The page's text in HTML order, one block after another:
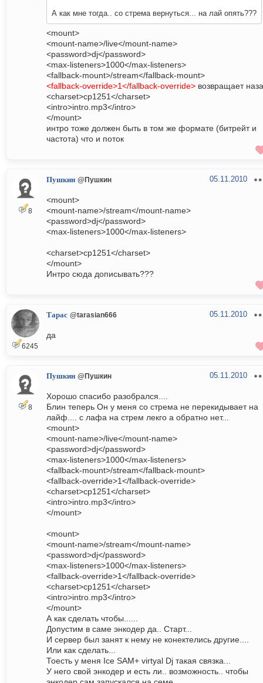
А как мне тогда.. со стрема вернуться... на лай опять???
<mount>
<mount-name>/live</mount-name>
<password>dj</password>
<max-listeners>1000</max-listeners>
<fallback-mount>/stream</fallback-mount>
<fallback-override>1</fallback-override> возвращает
<charset>cp1251</charset>
<intro>intro.mp3</intro>
</mount>
интро тоже должен быть в том же формате (битрейт и
частота) что и поток
8
Пушкин @Пушкин 05.11.2010
<mount>
<mount-name>/stream</mount-name>
<password>dj</password>
<max-listeners>1000</max-listeners>
<charset>cp1251</charset>
</mount>
Интро сюда дописывать???
6245
Тарас @tarasian666 05.11.2010
да
8
Пушкин @Пушкин 05.11.2010
Хорошо спасибо разобрался....
Блин теперь Он у меня со стрема не перекидывает на
лайф.... с лафа на стрем лекго а обратно нет...
<mount>
<mount-name>/live</mount-name>
<password>dj</password>
<max-listeners>1000</max-listeners>
<fallback-mount>/stream</fallback-mount>
<fallback-override>1</fallback-override>
<charset>cp1251</charset>
<intro>intro.mp3</intro>
</mount>
<mount>
<mount-name>/stream</mount-name>
<password>dj</password>
<max-listeners>1000</max-listeners>
<fallback-override>1</fallback-override>
<charset>cp1251</charset>
<intro>intro.mp3</intro>
</mount>
А как сделать чтобы......
Допустим в саме энкодер да.. Старт...
И сервер был занят к нему не конектелись другие....
Или как сделать...
Тоесть у меня Ice SAM+ virtyal Dj такая связка...
У него свой энкодер и есть ли.. возможность.. чтобы